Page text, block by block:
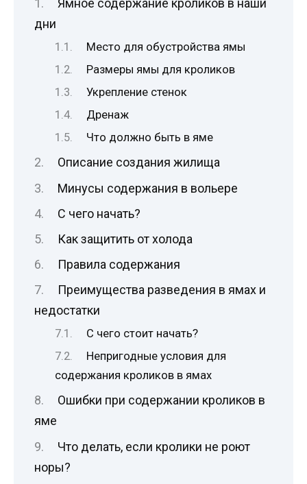
Ямное содержание кроликов в наши
дни
Место для обустройства ямы
Размеры ямы для кроликов
Укрепление стенок
Дренаж
Что должно быть в яме
Описание создания жилища
Минусы содержания в вольере
С чего начать?
Как защитить от холода
Правила содержания
Преимущества разведения в ямах и
недостатки
С чего стоит начать?
Непригодные условия для
содержания кроликов в ямах
Ошибки при содержании кроликов в
яме
Что делать, если кролики не роют
норы?